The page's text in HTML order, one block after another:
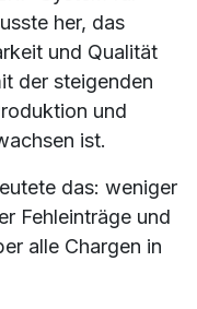
her, das
und Qualität
der steigenden
und
ist.
das: weniger
Fehleinträge und
alle Chargen in